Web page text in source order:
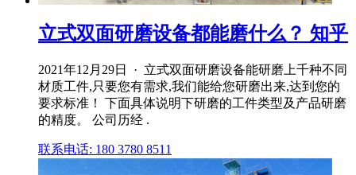
立式双面研磨设备都能磨什么？ 知乎
2021年12月29日 · 立式双面研磨设备能研磨上千种不同
材质工件,只要您有需求,我们能给您研磨出来,达到您的
要求标准！ 下面具体说明下研磨的工件类型及产品研磨
的精度。 公司历经 .
联系电话: 180 3780 8511